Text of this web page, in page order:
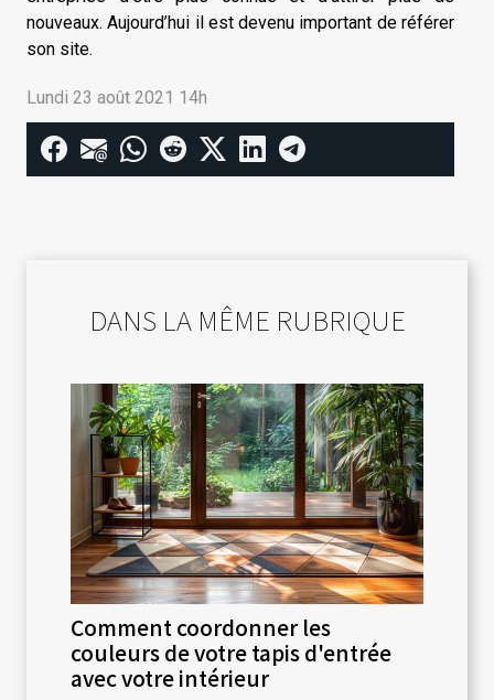
nouveaux. Aujourd’hui il est devenu important de référer
son site.
Lundi 23 août 2021 14h
DANS LA MÊME RUBRIQUE
Comment coordonner les
couleurs de votre tapis d'entrée
avec votre intérieur